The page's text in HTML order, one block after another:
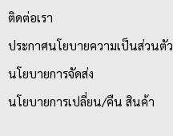
ติดต่อเรา
ประกาศนโยบายความเป็นส่วนตัว
นโยบายการจัดส่ง
นโยบายการเปลี่ยน/คืน สินค้า